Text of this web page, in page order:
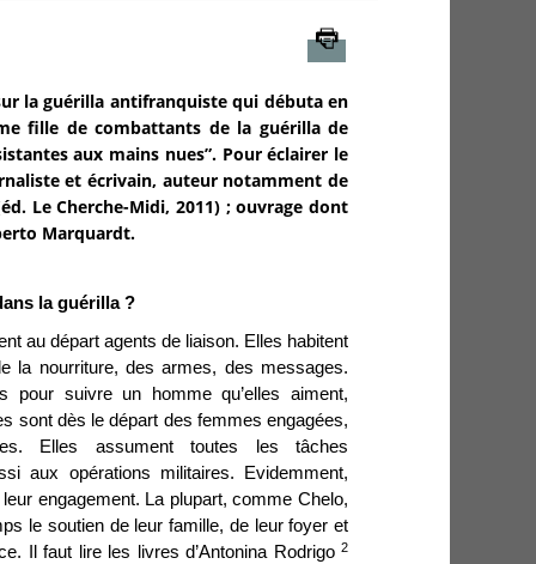
la guérilla antifranquiste qui débuta en
fille de combattants de la guérilla de
aux mains nues”. Pour éclairer le
et écrivain, auteur notamment de
Le Cherche-Midi, 2011) ; ouvrage dont
Marquardt.
la guérilla ?
au départ agents de liaison. Elles habitent
la nourriture, des armes, des messages.
pour suivre un homme qu’elles aiment,
sont dès le départ des femmes engagées,
Elles assument toutes les tâches
aux opérations militaires. Evidemment,
engagement. La plupart, comme Chelo,
le soutien de leur famille, de leur foyer et
Il faut lire les livres d’Antonina Rodrigo 2